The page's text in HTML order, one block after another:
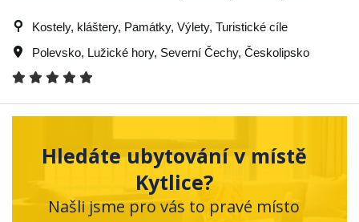
Kostely, kláštery, Památky, Výlety, Turistické cíle
Polevsko, Lužické hory, Severní Čechy, Českolipsko
Hledáte ubytování v místě
Kytlice?
Našli jsme pro vás to pravé místo